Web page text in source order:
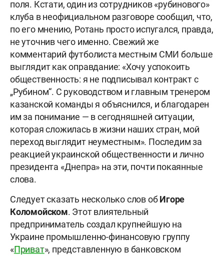
поля. Кстати, один из сотрудников «рубинового»
клуба в неофициальном разговоре сообщил, что,
по его мнению, Ротань просто испугался, правда,
не уточнив чего именно. Свежий же
комментарий футболиста местным СМИ больше
выглядит как оправдание: «Хочу успокоить
общественность: я не подписывал контракт с
„Рубином“. С руководством и главным тренером
казанской команды я объяснился, и благодарен
им за понимание — в сегодняшней ситуации,
которая сложилась в жизни наших стран, мой
переход выглядит неуместным». Последим за
реакцией украинской общественности и лично
президента «Днепра» на эти, почти покаянные
слова.
Следует сказать несколько слов обИгоре
Коломойском. Этот влиятельный
предприниматель создал крупнейшую на
Украине промышленно-финансовую группу
«Приват», представленную в банковском